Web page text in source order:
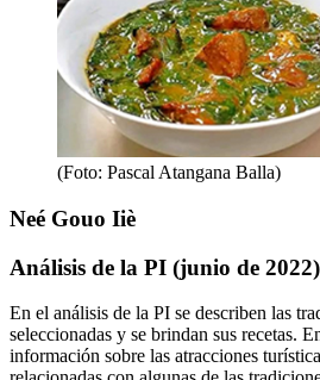
(Foto: Pascal Atangana Balla)
Neé Gouo Iiè
Análisis de la PI (junio de 2022)
En el análisis de la PI se describen las
seleccionadas y se brindan sus recetas.
información sobre las atracciones